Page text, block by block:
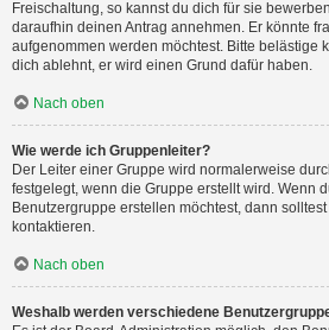
Freischaltung, so kannst du dich für sie
daraufhin deinen Antrag annehmen. Er könnte
aufgenommen werden möchtest. Bitte belästige
dich ablehnt, er wird einen Grund dafür haben.
Nach oben
Wie werde ich Gruppenleiter?
Der Leiter einer Gruppe wird normalerweise
festgelegt, wenn die Gruppe erstellt wird. Wenn
Benutzergruppe erstellen möchtest, dann
kontaktieren.
Nach oben
Weshalb werden verschiedene